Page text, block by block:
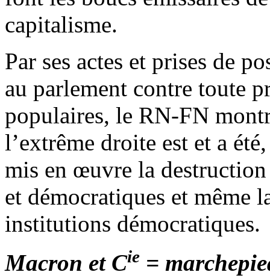
capitalisme.
Par ses actes et prises de
au parlement contre toute
populaires, le RN-FN
l’extrême droite est et a
mis en œuvre la destruction
et démocratiques et même
institutions démocratiques.
Macron et Cie =